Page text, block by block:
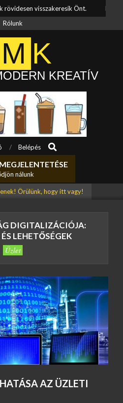
visszakeresik Önt.
Kérdése
Rólunk
M K
KREATÍV
Belépés Search
nálunk
Örülünk, hogy itt vagy!
DIGITALIZÁCIÓJA:
LEHETŐSÉGEK
Üzlet
AZ ÜZLETI